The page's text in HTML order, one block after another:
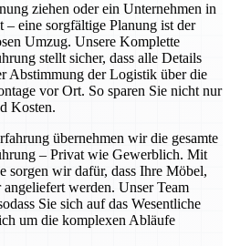
ziehen oder ein Unternehmen in
– eine sorgfältige Planung ist der
Umzug. Unsere Komplette
stellt sicher, dass alle Details
Abstimmung der Logistik über die
vor Ort. So sparen Sie nicht nur
Kosten.
übernehmen wir die gesamte
– Privat wie Gewerblich. Mit
sorgen wir dafür, dass Ihre Möbel,
werden. Unser Team
Sie sich auf das Wesentliche
um die komplexen Abläufe